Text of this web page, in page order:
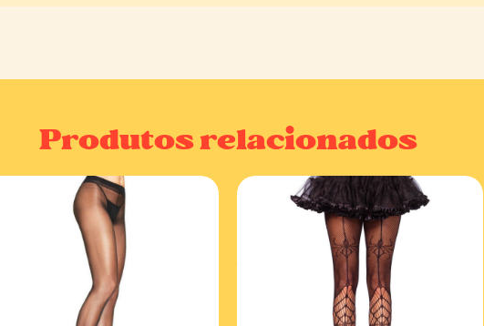
Produtos relacionados